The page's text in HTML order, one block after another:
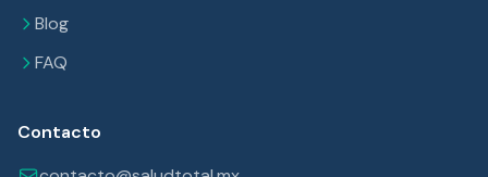
Blog
FAQ
Contacto